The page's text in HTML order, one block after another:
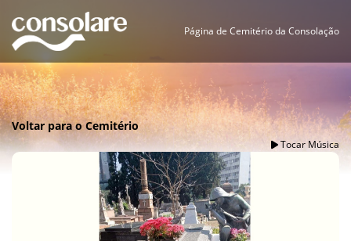
Página de Cemitério da Consolação
Voltar para o Cemitério
Tocar Música